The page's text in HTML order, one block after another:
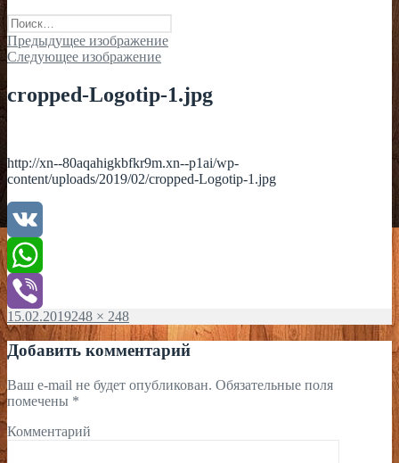
Найти:
Предыдущее изображение
Следующее изображение
cropped-Logotip-1.jpg
http://xn--80aqahigkbfkr9m.xn--p1ai/wp-
content/uploads/2019/02/cropped-Logotip-1.jpg
VK
WhatsApp
Viber
Опубликовано
15.02.2019Полный
размер
248 × 248
Добавить комментарий
Ваш e-mail не будет опубликован. Обязательные поля
помечены *
Комментарий